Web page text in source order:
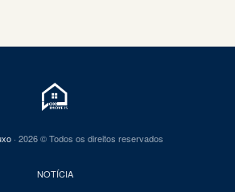
· 2026 © Todos os direitos reservados
NOTÍCIA